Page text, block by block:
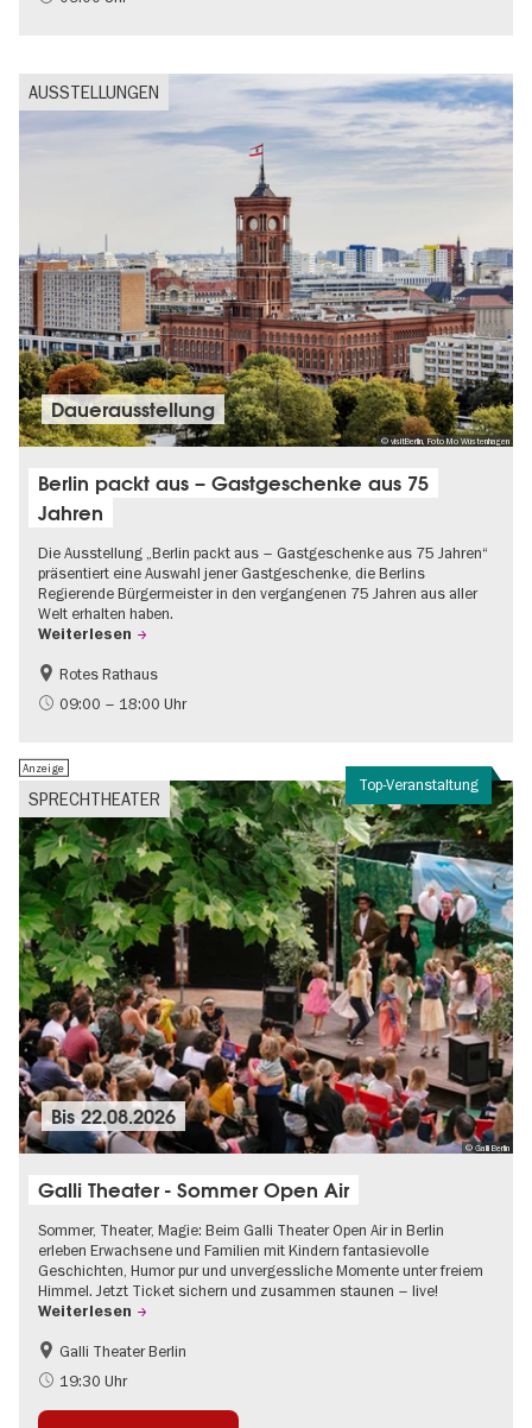
AUSSTELLUNGEN
© visitBerlin, Foto Mo Wüstenhagen
Dauer­aus­stel­lung
Berlin packt aus – Gastgeschenke aus 75
Jahren
Die Ausstellung „Berlin packt aus – Gastgeschenke aus 75 Jahren“
präsentiert eine Auswahl jener Gastgeschenke, die Berlins
Regierende Bürgermeister in den vergangenen 75 Jahren aus aller
Welt erhalten haben.
Weiterlesen
Geschichte
Gratis
Rotes Rathaus
09:00 – 18:00 Uhr
Top-Veranstaltung
SPRECHTHEATER
Anzeige
© Galli Berlin
Bis22.08.2026
Galli Theater - Sommer Open Air
Sommer, Theater, Magie: Beim Galli Theater Open Air in Berlin
erleben Erwachsene und Familien mit Kindern fantasievolle
Geschichten, Humor pur und unvergessliche Momente unter freiem
Himmel. Jetzt Ticket sichern und zusammen staunen – live!
Weiterlesen
Barrierefrei
Going local Berlin
Galli Theater Berlin
19:30 Uhr